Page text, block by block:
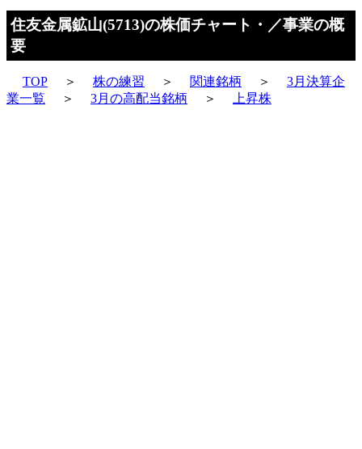
住友金属鉱山(5713)の株価チャート・／事業の概
要
TOP ＞ 株の練習 ＞ 関連銘柄 ＞
3月決算企
業一覧
＞ 3月の高配当銘柄 ＞ 上昇株